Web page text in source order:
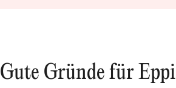
Gute Gründe für Eppi